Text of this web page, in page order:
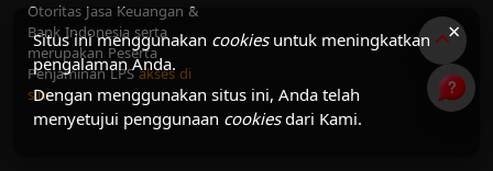
×
Situs ini menggunakan cookiesuntuk meningkatkan
pengalaman Anda.
Dengan menggunakan situs ini, Anda telah
menyetujui penggunaan cookiesdari Kami.
Perbankan Syariah
Otoritas Jasa Keuangan &
Bank Indonesia serta
merupakan Peserta
Penjaminan LPSakses di
sini